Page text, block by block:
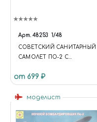
Арт. 48253 1/48
СОВЕТСКИЙ САНИТАРНЫЙ
САМОЛЕТ ПО-2 С
от 699 ₽
моделист